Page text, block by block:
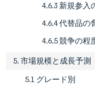
4.6.3 新規参入
4.6.4 代替品の
4.6.5 競争の程
5. 市場規模と成長予測
5.1 グレード別